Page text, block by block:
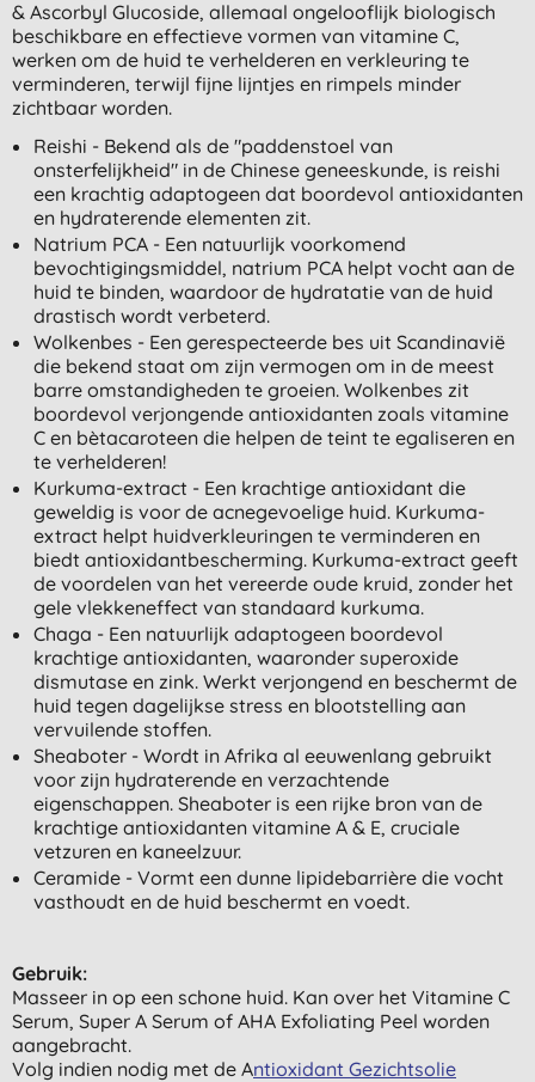
& Ascorbyl Glucoside, allemaal ongelooflijk biologisch
beschikbare en effectieve vormen van vitamine C,
werken om de huid te verhelderen en verkleuring te
verminderen, terwijl fijne lijntjes en rimpels minder
zichtbaar worden.
Reishi - Bekend als de "paddenstoel van
onsterfelijkheid" in de Chinese geneeskunde, is reishi
een krachtig adaptogeen dat boordevol antioxidanten
en hydraterende elementen zit.
Natrium PCA - Een natuurlijk voorkomend
bevochtigingsmiddel, natrium PCA helpt vocht aan de
huid te binden, waardoor de hydratatie van de huid
drastisch wordt verbeterd.
Wolkenbes - Een gerespecteerde bes uit Scandinavië
die bekend staat om zijn vermogen om in de meest
barre omstandigheden te groeien. Wolkenbes zit
boordevol verjongende antioxidanten zoals vitamine
C en bètacaroteen die helpen de teint te egaliseren en
te verhelderen!
Kurkuma-extract - Een krachtige antioxidant die
geweldig is voor de acnegevoelige huid. Kurkuma-
extract helpt huidverkleuringen te verminderen en
biedt antioxidantbescherming. Kurkuma-extract geeft
de voordelen van het vereerde oude kruid, zonder het
gele vlekkeneffect van standaard kurkuma.
Chaga - Een natuurlijk adaptogeen boordevol
krachtige antioxidanten, waaronder superoxide
dismutase en zink. Werkt verjongend en beschermt de
huid tegen dagelijkse stress en blootstelling aan
vervuilende stoffen.
Sheaboter - Wordt in Afrika al eeuwenlang gebruikt
voor zijn hydraterende en verzachtende
eigenschappen. Sheaboter is een rijke bron van de
krachtige antioxidanten vitamine A & E, cruciale
vetzuren en kaneelzuur.
Ceramide - Vormt een dunne lipidebarrière die vocht
vasthoudt en de huid beschermt en voedt.
Gebruik:
Masseer in op een schone huid. Kan over het Vitamine C
Serum, Super A Serum of AHA Exfoliating Peel worden
aangebracht.
Volg indien nodig met de Antioxidant Gezichtsolie